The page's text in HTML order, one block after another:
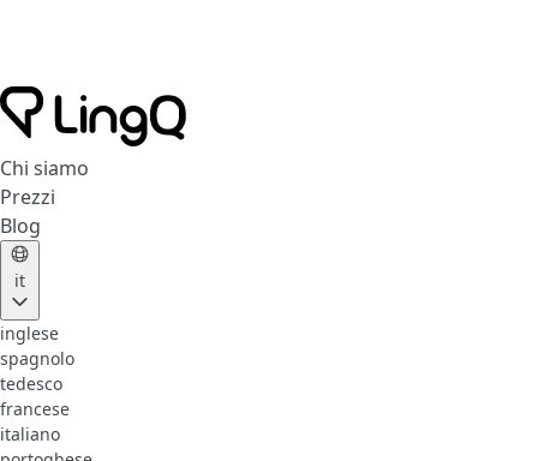
Chi siamo
Prezzi
Blog
it
inglese
spagnolo
tedesco
francese
italiano